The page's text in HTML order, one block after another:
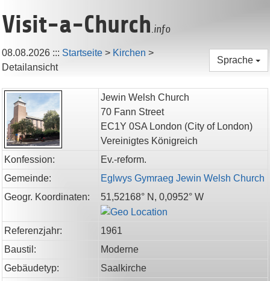
Visit-a-Church.info
08.08.2026 ::: Startseite > Kirchen >
Detailansicht
Sprache
Jewin Welsh Church
70 Fann Street
EC1Y 0SA London (City of London)
Vereinigtes Königreich
Konfession:
Ev.-reform.
Gemeinde:
Eglwys Gymraeg Jewin Welsh Church
Geogr. Koordinaten:
51,52168° N, 0,0952° W
Referenzjahr:
1961
Baustil:
Moderne
Gebäudetyp:
Saalkirche